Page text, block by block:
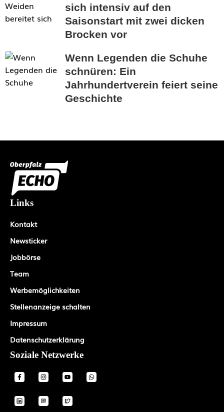
sich intensiv auf den
Saisonstart mit zwei dicken
Brocken vor
Wenn Legenden die Schuhe
schnüren: Ein
Jahrhundertverein feiert seine
Geschichte
Links
Kontakt
Newsticker
Jobbörse
Team
Werbemöglichkeiten
Stellenanzeige schalten
Impressum
Datenschutzerklärung
Soziale Netzwerke